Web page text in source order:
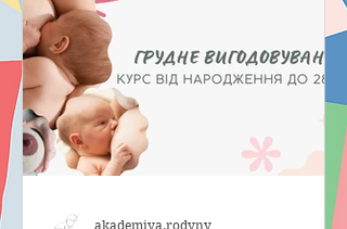
akademiya.rodyny